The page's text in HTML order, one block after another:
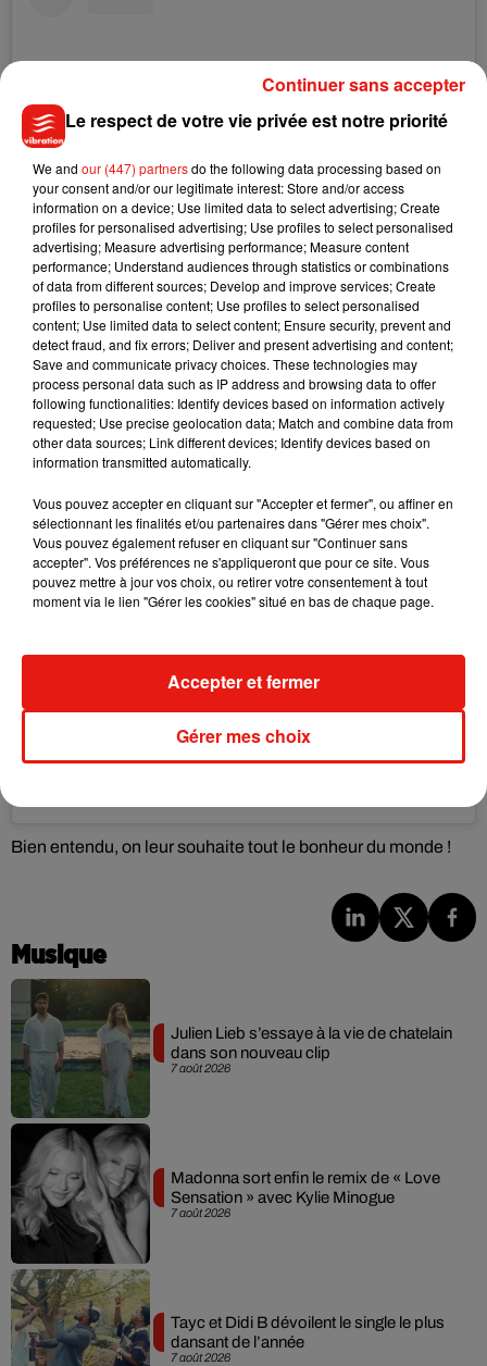
Voir cette publication sur Instagram
Gaga updates Instagram! She seems so happy with Dan.
�x~
Une publication partagée parGAGABIBLE (Fanpage)(@gagabible) le
Voir cette publication sur Instagram
Bien entendu, on leur souhaite tout le bonheur du monde !
Musique
7 août 2026
Julien Lieb s’essaye à la vie de chatelain
dans son nouveau clip
7 août 2026
Madonna sort enfin le remix de « Love
Sensation » avec Kylie Minogue
7 août 2026
Tayc et Didi B dévoilent le single le plus
dansant de l’année
Le respect de votre vie privée est notre priorité
We and our (447) partnersdo the following data processing based on
your consent and/or our legitimate interest: Store and/or access
information on a device; Use limited data to select advertising; Create
profiles for personalised advertising; Use profiles to select personalised
advertising; Measure advertising performance; Measure content
performance; Understand audiences through statistics or combinations
of data from different sources; Develop and improve services; Create
profiles to personalise content; Use profiles to select personalised
content; Use limited data to select content; Ensure security, prevent and
detect fraud, and fix errors; Deliver and present advertising and content;
Save and communicate privacy choices. These technologies may
process personal data such as IP address and browsing data to offer
following functionalities: Identify devices based on information actively
requested; Use precise geolocation data; Match and combine data from
other data sources; Link different devices; Identify devices based on
information transmitted automatically.
Vous pouvez accepter en cliquant sur "Accepter et fermer", ou affiner en
sélectionnant les finalités et/ou partenaires dans "Gérer mes choix".
Vous pouvez également refuser en cliquant sur "Continuer sans
accepter". Vos préférences ne s'appliqueront que pour ce site. Vous
pouvez mettre à jour vos choix, ou retirer votre consentement à tout
moment via le lien "Gérer les cookies" situé en bas de chaque page.
Gérer mes choix
Accepter et fermer
Continuer sans accepter